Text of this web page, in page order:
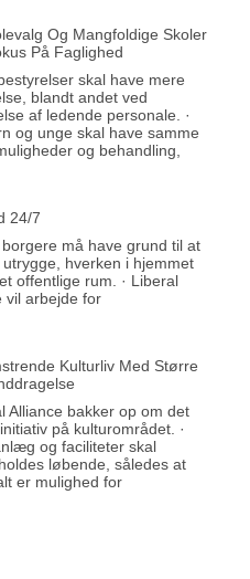
Og Mangfoldige Skoler
På Faglighed
skal have mere
blandt andet ved
af ledende personale. ·
og unge skal have samme
og behandling,
24/7
borgere må have grund til at
hverken i hjemmet
offentlige rum. · Liberal
vil arbejde for
Kulturliv Med Større
Alliance bakker op om det
på kulturområdet. ·
og faciliteter skal
løbende, således at
er mulighed for